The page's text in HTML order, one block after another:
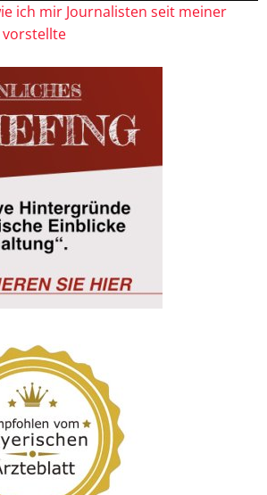
ich mir Journalisten seit meiner